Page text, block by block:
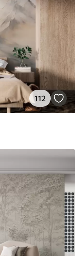
112